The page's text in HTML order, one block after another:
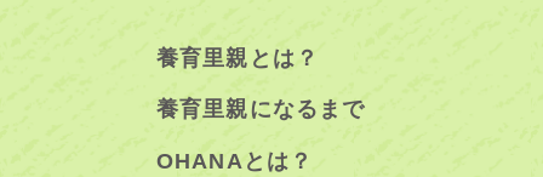
養育里親とは？
養育里親になるまで
OHANAとは？